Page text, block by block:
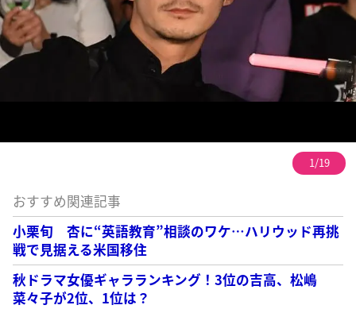
1/19
おすすめ関連記事
小栗旬 杏に“英語教育”相談のワケ…ハリウッド再挑
戦で見据える米国移住
秋ドラマ女優ギャラランキング！3位の吉高、松嶋
菜々子が2位、1位は？